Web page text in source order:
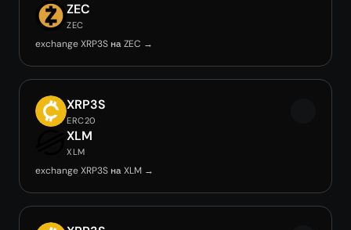
ZEC
ZEC
exchange XRP3S на ZEC →
XRP3S
ERC20
XLM
XLM
exchange XRP3S на XLM →